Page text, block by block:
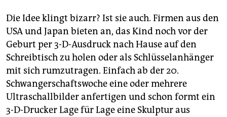
Die Idee klingt bizarr? Ist sie auch. Firmen aus den
USA und Japan bieten an, das Kind noch vor der
Geburt per 3-D-Ausdruck nach Hause auf den
Schreibtisch zu holen oder als Schlüsselanhänger
mit sich rumzutragen. Einfach ab der 20.
Schwangerschaftswoche eine oder mehrere
Ultraschallbilder anfertigen und schon formt ein
3-D-Drucker Lage für Lage eine Skulptur aus